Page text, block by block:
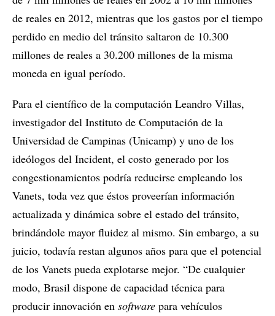
de reales en 2012, mientras que los gastos por el tiempo
perdido en medio del tránsito saltaron de 10.300
millones de reales a 30.200 millones de la misma
moneda en igual período.
Para el científico de la computación Leandro Villas,
investigador del Instituto de Computación de la
Universidad de Campinas (Unicamp) y uno de los
ideólogos del Incident, el costo generado por los
congestionamientos podría reducirse empleando los
Vanets, toda vez que éstos proveerían información
actualizada y dinámica sobre el estado del tránsito,
brindándole mayor fluidez al mismo. Sin embargo, a su
juicio, todavía restan algunos años para que el potencial
de los Vanets pueda explotarse mejor. “De cualquier
modo, Brasil dispone de capacidad técnica para
producir innovación en software para vehículos